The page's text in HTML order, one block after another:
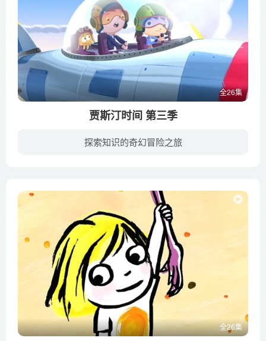
全26集
贾斯汀时间 第三季
探索知识的奇幻冒险之旅
全26集